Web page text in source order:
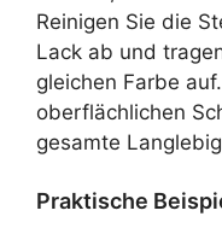
Reinigen Sie die
Lack ab und
gleichen Farbe
oberflächlichen
gesamte
Praktische